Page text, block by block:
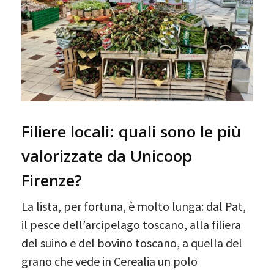
Filiere locali: quali sono le più
valorizzate da Unicoop
Firenze?
La lista, per fortuna, è molto lunga: dal Pat,
il pesce dell’arcipelago toscano, alla filiera
del suino e del bovino toscano, a quella del
grano che vede in Cerealia un polo